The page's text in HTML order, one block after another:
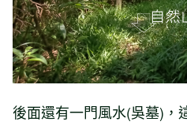
後面還有一門風水(吳墓)，